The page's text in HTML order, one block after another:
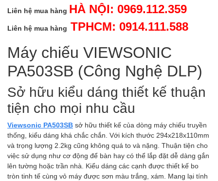
Liên hệ mua hàng HÀ NỘI: 0969.112.359
Liên hệ mua hàng TPHCM: 0914.111.588
Máy chiếu VIEWSONIC
PA503SB (Công Nghệ DLP)
Sở hữu kiểu dáng thiết kế thuận
tiện cho mọi nhu cầu
Viewsonic PA503SB sở hữu thiết kế của dòng máy chiếu truyền
thống, kiểu dáng khá chắc chắn. Với kích thước 294x218x110mm
và trọng lượng 2.2kg cũng không quá to và nặng. Thuận tiện cho
việc sử dụng như cơ động để bàn hay có thể lắp đặt dễ dàng gắn
lên tường hoặc trần nhà. Kiểu dáng các cạnh được thiết kế bo
tròn tinh tế cùng vỏ máy được sơn màu trắng, xám. Mang lại tính